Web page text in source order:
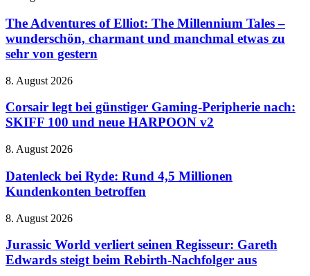
mit
Schrottkarren
of
Elliot:
The
Millennium
–
charmant
und
etwas
sehr
von
gestern
The Adventures of Elliot: The Millennium Tales –
wunderschön, charmant und manchmal etwas zu
sehr von gestern
Corsair
bei
günstiger
Gaming-
nach:
100
und
HARPOON
8. August 2026
Corsair legt bei günstiger Gaming-Peripherie nach:
SKIFF 100 und neue HARPOON v2
Datenleck
Ryde:
Rund
4,5
Kundenkonten
8. August 2026
Datenleck bei Ryde: Rund 4,5 Millionen
Kundenkonten betroffen
Jurassic
verliert
seinen
Regisseur:
8. August 2026
Jurassic World verliert seinen Regisseur: Gareth
Edwards steigt beim Rebirth-Nachfolger aus